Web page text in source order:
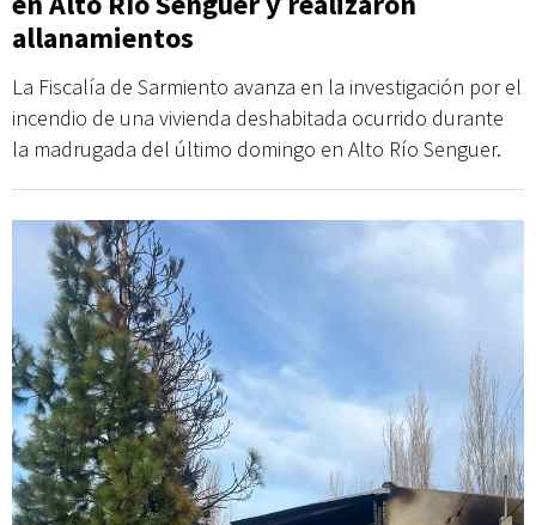
allanamientos
La Fiscalía de Sarmiento avanza en la investigación por el
incendio de una vivienda deshabitada ocurrido durante
la madrugada del último domingo en Alto Río Senguer.